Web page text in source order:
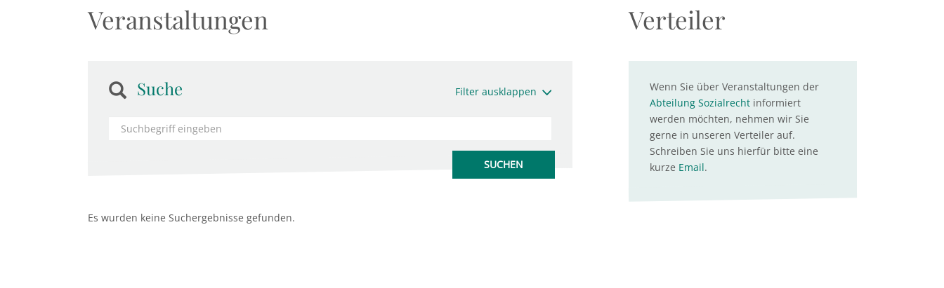
Veranstaltungen
Suche Filter ausklappen
Es wurden keine Suchergebnisse gefunden.
Verteiler
Wenn Sie über Veranstaltungen der
Abteilung Sozialrechtinformiert
werden möchten, nehmen wir Sie
gerne in unseren Verteiler auf.
Schreiben Sie uns hierfür bitte eine
kurze Email.